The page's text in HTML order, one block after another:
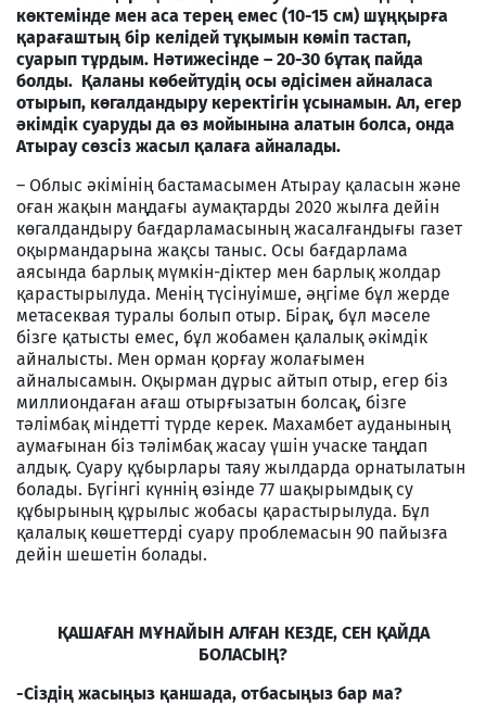
көктемінде мен аса терең емес (10-15 см) шұңқырға
қарағаштың бір келідей тұқымын көміп тастап,
суарып тұрдым. Нәтижесінде – 20-30 бұтақ пайда
болды. Қаланы көбейтудің осы әдісімен айналаса
отырып, көгалдандыру керектігін ұсынамын. Ал, егер
әкімдік суаруды да өз мойынына алатын болса, онда
Атырау сөзсіз жасыл қалаға айналады.
– Облыс әкімінің бастамасымен Атырау қаласын және
оған жақын маңдағы аумақтарды 2020 жылға дейін
көгалдандыру бағдарламасының жасалғандығы газет
оқырмандарына жақсы таныс. Осы бағдарлама
аясында барлық мүмкін-діктер мен барлық жолдар
қарастырылуда. Менің түсінуімше, әңгіме бұл жерде
метасеквая туралы болып отыр. Бірақ, бұл мәселе
бізге қатысты емес, бұл жобамен қалалық әкімдік
айналысты. Мен орман қорғау жолағымен
айналысамын. Оқырман дұрыс айтып отыр, егер біз
миллиондаған ағаш отырғызатын болсақ, бізге
тәлімбақ міндетті түрде керек. Махамбет ауданының
аумағынан біз тәлімбақ жасау үшін учаске таңдап
алдық. Суару құбырлары таяу жылдарда орнатылатын
болады. Бүгінгі күннің өзінде 77 шақырымдық су
құбырының құрылыс жобасы қарастырылуда. Бұл
қалалық көшеттерді суару проблемасын 90 пайызға
дейін шешетін болады.
ҚАШАҒАН МҰНАЙЫН АЛҒАН КЕЗДЕ, СЕН ҚАЙДА
БОЛАСЫҢ?
-Сіздің жасыңыз қаншада, отбасыңыз бар ма?